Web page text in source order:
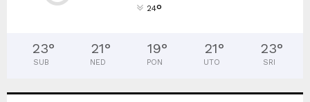
24°
23°
SUB
21°
NED
19°
PON
21°
UTO
23°
SRI